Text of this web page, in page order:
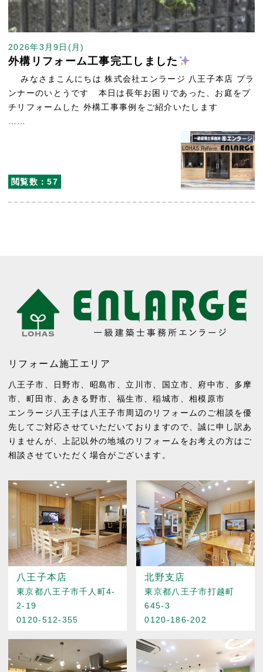
閲覧数：57
2026年3月9日(月)
外構リフォーム工事完工しました
みなさまこんにちは 株式会社エンラージ 八王子本店 プラ
ンナーのいとうです 本日は長年お困りであった、お庭をプ
チリフォームした 外構工事事例をご紹介いたします
リフォーム施工エリア
八王子市 日野市 昭島市 立川市 国立市 府中市
多摩
市
町田市 あきる野市 福生市 、稲城市 、相模原市
エンラージ八王子は八王子市周辺のリフォームのご相談を優
先してご対応させていただいておりますので、誠に申し訳あ
りませんが、上記以外の地域のリフォームをお考えの方はご
相談させていただく場合がございます。
八王子本店
東京都八王子市千人町4-
2-19
0120-512-355
北野支店
東京都八王子市打越町
645-3
0120-186-202